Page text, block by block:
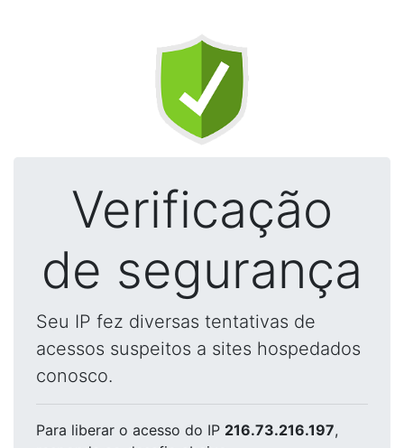
Verificação
de segurança
Seu IP fez diversas tentativas de
acessos suspeitos a sites hospedados
conosco.
Para liberar o acesso do IP 216.73.216.197,